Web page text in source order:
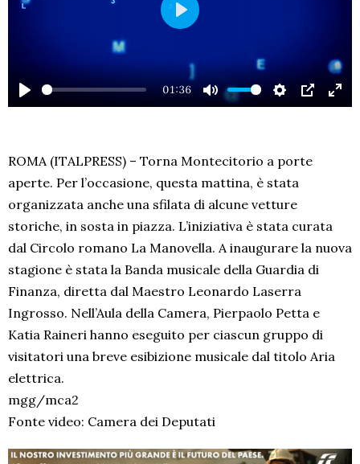
PLAY
01:36
MUTE SETTINGS
PIP
PLAY
ROMA (ITALPRESS) – Torna Montecitorio a porte
aperte. Per l’occasione, questa mattina, è stata
organizzata anche una sfilata di alcune vetture
storiche, in sosta in piazza. L’iniziativa è stata curata
dal Circolo romano La Manovella. A inaugurare la nuova
stagione è stata la Banda musicale della Guardia di
Finanza, diretta dal Maestro Leonardo Laserra
Ingrosso. Nell’Aula della Camera, Pierpaolo Petta e
Katia Raineri hanno eseguito per ciascun gruppo di
visitatori una breve esibizione musicale dal titolo Aria
elettrica.
mgg/mca2
Fonte video: Camera dei Deputati